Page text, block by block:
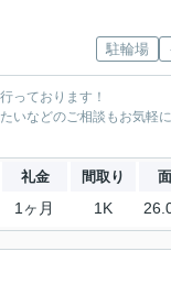
駐輪場
っております！
いなどのご相談もお気軽
礼金 間取り
1ヶ月 1K